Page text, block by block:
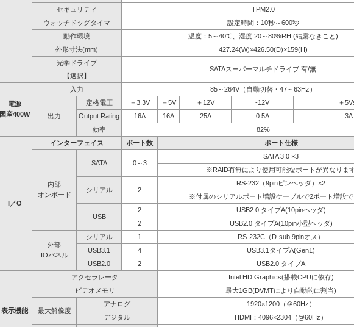
セキュリティ
TPM2.0
ウォッチドッグタイマ
設定時間：10秒～600秒
動作環境
温度：5～40℃、湿度:20～80%RH (結露なきこと)
外形寸法(mm)
427.24(W)×426.50(D)×159(H)
光学ドライブ
SATAスーパーマルチドライブ 有/無
【選択】
電源
国産400W
入力 85～264V（自動切替・47～63Hz）
出力
定格電圧 ＋3.3V ＋5V ＋12V -12V
＋
Output Rating
16A 16A 25A 0.5A
3A
効率
82%
I／O
インターフェイス ポート数 ポート仕様
内部
オンボード
SATA 0～3
SATA 3.0 ×3
※RAID有無により使用可能なポートが異なりま
シリアル 2
RS-232（9pinピンヘッダ）×2
※付属のシリアルポート増設ケーブルで2ポート増設
USB
2
USB2.0 タイプA(10pinヘッダ)
2
USB2.0 タイプA(10pin小型ヘッダ)
外部
IOパネル
シリアル 1
RS-232C（D-sub 9pinオス）
USB3.1
4
USB3.1タイプA(Gen1)
USB2.0
2 USB2.0 タイプA
表示機能
アクセラレータ
Intel HD Graphics(搭載CPUに依存)
ビデオメモリ
最大1GB(DVMTにより自動的に割当)
最大解像度
アナログ
1920×1200（＠60Hz）
デジタル
HDMI：4096×2304（@60Hz）